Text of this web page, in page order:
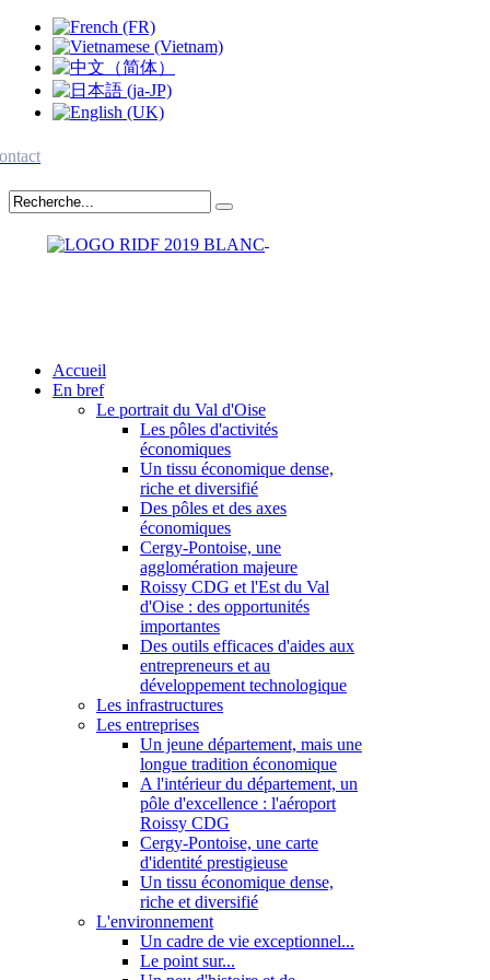
Accueil
En bref
Le portrait du Val d'Oise
Les pôles d'activités
économiques
Un tissu économique dense,
riche et diversifié
Des pôles et des axes
économiques
Cergy-Pontoise, une
agglomération majeure
Roissy CDG et l'Est du Val
d'Oise : des opportunités
importantes
Des outils efficaces d'aides aux
entrepreneurs et au
développement technologique
Les infrastructures
Les entreprises
Un jeune département, mais une
longue tradition économique
A l'intérieur du département, un
pôle d'excellence : l'aéroport
Roissy CDG
Cergy-Pontoise, une carte
d'identité prestigieuse
Un tissu économique dense,
riche et diversifié
L'environnement
Un cadre de vie exceptionnel...
Le point sur...